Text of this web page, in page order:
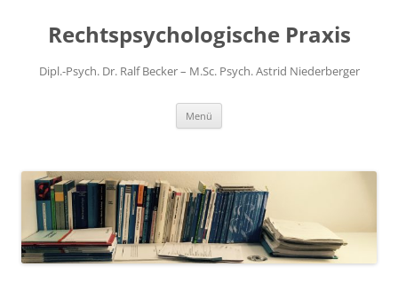
springenRechtspsychologische Praxis
Dipl.-Psych. Dr. Ralf Becker – M.Sc. Psych. Astrid Niederberger
Menü